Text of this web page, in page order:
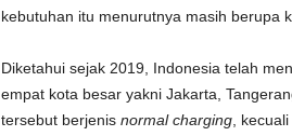
kebutuhan itu menurutnya masih berupa
Diketahui sejak 2019, Indonesia telah
empat kota besar yakni Jakarta,
tersebut berjenis normal charging, kecuali